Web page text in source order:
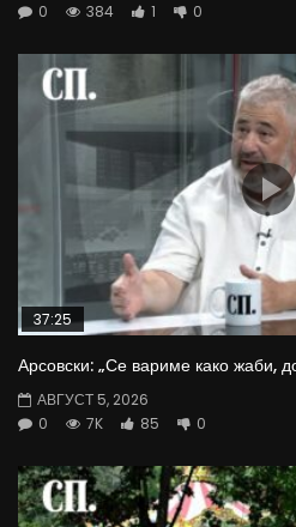
0
384 1 0
37:25
Арсовски: „Се вариме како жаби,
АВГУСТ 5, 2026
0
7K 85 0